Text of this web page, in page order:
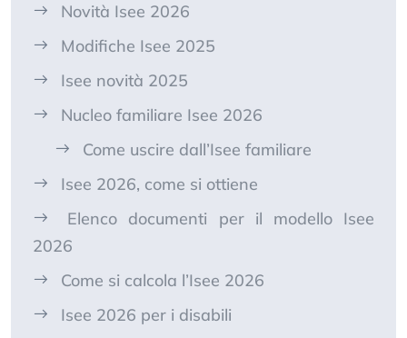
Novità Isee 2026
Modifiche Isee 2025
Isee novità 2025
Nucleo familiare Isee 2026
Come uscire dall’Isee familiare
Isee 2026, come si ottiene
Elenco documenti per il modello Isee
2026
Come si calcola l’Isee 2026
Isee 2026 per i disabili